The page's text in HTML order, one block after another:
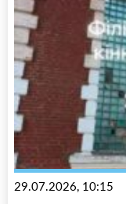
29.07.2026, 10:15